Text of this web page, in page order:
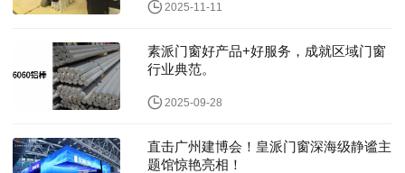
2025-11-11
素派门窗好产品+好服务，成就区域门窗
行业典范。
2025-09-28
直击广州建博会！皇派门窗深海级静谧主
题馆惊艳亮相！